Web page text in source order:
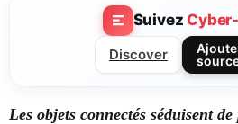
Suivez
Discover
Les objets connectés séduisent